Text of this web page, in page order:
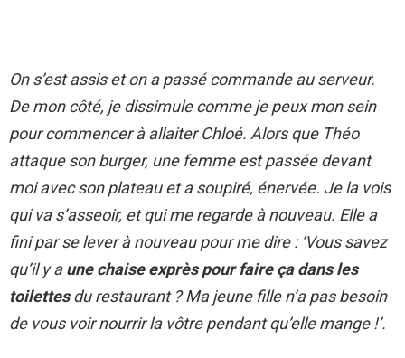
On s’est assis et on a passé commande au serveur.
De mon côté, je dissimule comme je peux mon sein
pour commencer à allaiter Chloé. Alors que Théo
attaque son burger, une femme est passée devant
moi avec son plateau et a soupiré, énervée. Je la vois
qui va s’asseoir, et qui me regarde à nouveau. Elle a
fini par se lever à nouveau pour me dire : ‘Vous savez
qu’il y aune chaise exprès pour faire ça dans les
toilettesdu restaurant ? Ma jeune fille n’a pas besoin
de vous voir nourrir la vôtre pendant qu’elle mange !’.